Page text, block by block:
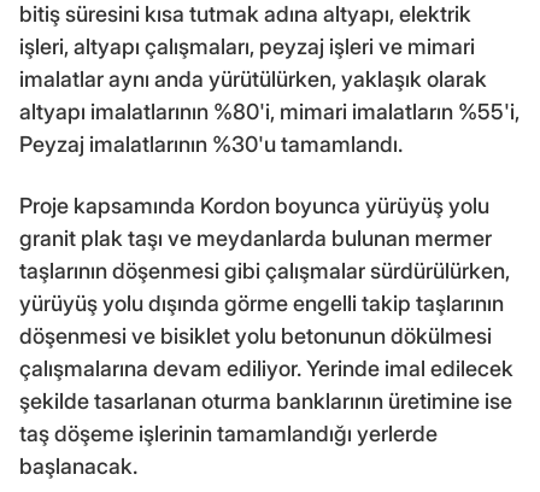
bitiş süresini kısa tutmak adına altyapı, elektrik
işleri, altyapı çalışmaları, peyzaj işleri ve mimari
imalatlar aynı anda yürütülürken, yaklaşık olarak
altyapı imalatlarının %80'i, mimari imalatların %55'i,
Peyzaj imalatlarının %30'u tamamlandı.
Proje kapsamında Kordon boyunca yürüyüş yolu
granit plak taşı ve meydanlarda bulunan mermer
taşlarının döşenmesi gibi çalışmalar sürdürülürken,
yürüyüş yolu dışında görme engelli takip taşlarının
döşenmesi ve bisiklet yolu betonunun dökülmesi
çalışmalarına devam ediliyor. Yerinde imal edilecek
şekilde tasarlanan oturma banklarının üretimine ise
taş döşeme işlerinin tamamlandığı yerlerde
başlanacak.